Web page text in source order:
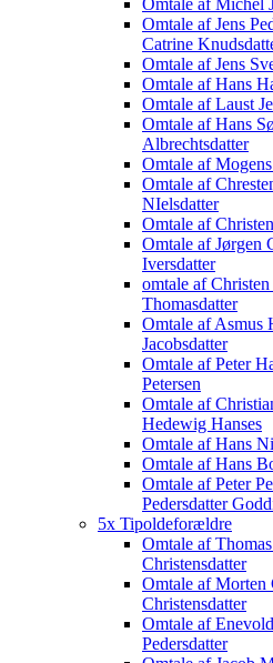
Omtale af Michel
Omtale af Jens
Catrine
Omtale af Jens
Omtale af Hans
Omtale af Laust
Omtale af Hans
Albrechtsdatter
Omtale af
Omtale af
NIelsdatter
Omtale af
Omtale af Jørgen
Iversdatter
omtale af
Thomasdatter
Omtale af Asmus
Jacobsdatter
Omtale af Peter
Petersen
Omtale af
Hedewig Hanses
Omtale af Hans
Omtale af Hans
Omtale af Peter
Pedersdatter
5x Tipoldeforældre
Omtale af
Christensdatter
Omtale af Morten
Christensdatter
Omtale af
Pedersdatter